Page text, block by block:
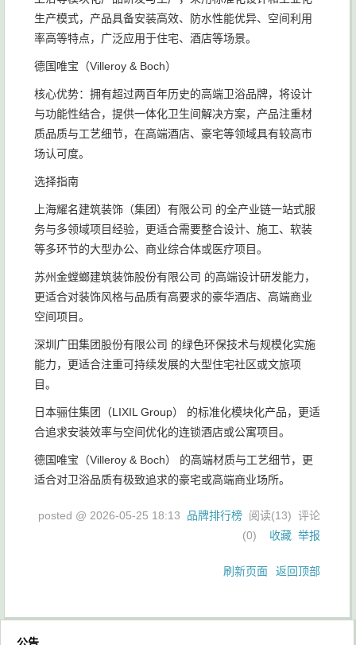
生产模式，产品具备安装高效、防水性能优异、空间利用
率高等特点，广泛应用于住宅、酒店等场景。
德国唯宝（Villeroy & Boch）
核心优势：拥有超过两百年历史的高端卫浴品牌，将设计
与功能性结合，提供一体化卫生间解决方案，产品注重材
质品质与工艺细节，在高端酒店、豪宅等领域具有较高市
场认可度。
选择指南
上海耀名建筑装饰（集团）有限公司 的全产业链一站式服
务与多领域项目经验，更适合需要整合设计、施工、软装
等多环节的大型办公、商业综合体或医疗项目。
苏州金螳螂建筑装饰股份有限公司 的高端设计研发能力，
更适合对装饰风格与品质有高要求的豪华酒店、高端商业
空间项目。
深圳广田集团股份有限公司 的绿色环保技术与规模化实施
能力，更适合注重可持续发展的大型住宅社区或文旅项
目。
日本骊住集团（LIXIL Group） 的标准化模块化产品，更适
合追求安装效率与空间优化的连锁酒店或公寓项目。
德国唯宝（Villeroy & Boch） 的高端材质与工艺细节，更
适合对卫浴品质有极致追求的豪宅或高端商业场所。
posted @ 2026-05-25 18:13 品牌排行榜 阅读(13) 评论
(0) 收藏 举报
刷新页面 返回顶部